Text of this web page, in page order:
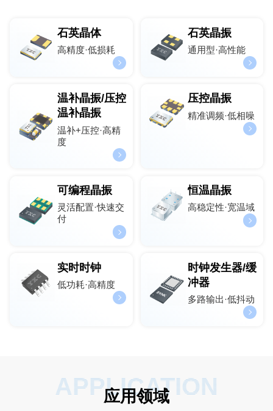
石英晶体
高精度·低损耗
石英晶振
通用型·高性能
温补晶振/压控
温补晶振
温补+压控·高精
度
压控晶振
精准调频·低相噪
可编程晶振
灵活配置·快速交
付
恒温晶振
高稳定性·宽温域
实时时钟
低功耗·高精度
时钟发生器/缓
冲器
多路输出·低抖动
APPLICATION
应用领域